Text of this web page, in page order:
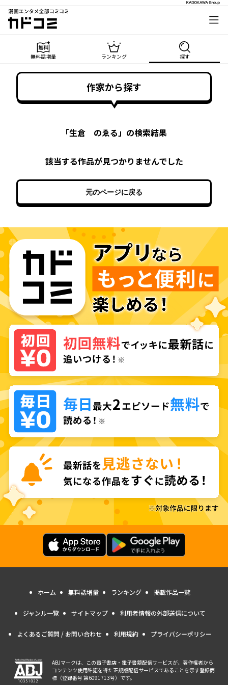
漫画エンタメ全部コミコミ
カドコミ
無料話増量 ランキング 探す
作家から探す
「生倉 のゑる」の検索結果
該当する作品が見つかりませんでした
元のページに戻る
ホーム 無料話増量 ランキング 掲載作品一覧
ジャンル一覧 サイトマップ 利用者情報の外部送信について
よくあるご質問 / お問い合わせ 利用規約 プライバシーポリシー
ABJマークは、この電子書店・電子書籍配信サービスが、著作権者から
コンテンツ使用許諾を得た正規版配信サービスであることを示す登録商
標（登録番号 第6091713号）です。